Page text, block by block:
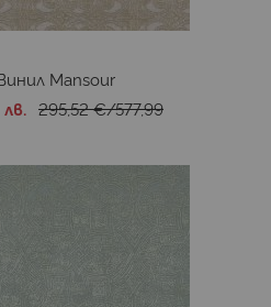
Mansour
295,52 €/577,99